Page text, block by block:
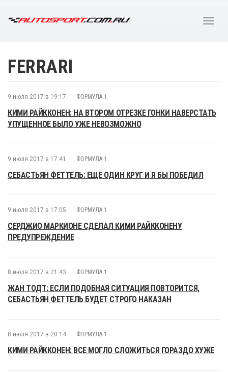
FERRARI
9 июля 2017 в 19:17 ФОРМУЛА 1
КИМИ РАЙККОНЕН: НА ВТОРОМ ОТРЕЗКЕ ГОНКИ НАВЕРСТАТЬ
УПУЩЕННОЕ БЫЛО УЖЕ НЕВОЗМОЖНО
9 июля 2017 в 17:41 ФОРМУЛА 1
СЕБАСТЬЯН ФЕТТЕЛЬ: ЕЩЕ ОДИН КРУГ И Я БЫ ПОБЕДИЛ
9 июля 2017 в 17:05 ФОРМУЛА 1
СЕРДЖИО МАРКИОНЕ СДЕЛАЛ КИМИ РАЙККОНЕНУ
ПРЕДУПРЕЖДЕНИЕ
8 июля 2017 в 21:43 ФОРМУЛА 1
ЖАН ТОДТ: ЕСЛИ ПОДОБНАЯ СИТУАЦИЯ ПОВТОРИТСЯ,
СЕБАСТЬЯН ФЕТТЕЛЬ БУДЕТ СТРОГО НАКАЗАН
8 июля 2017 в 20:14 ФОРМУЛА 1
КИМИ РАЙККОНЕН: ВСЕ МОГЛО СЛОЖИТЬСЯ ГОРАЗДО ХУЖЕ